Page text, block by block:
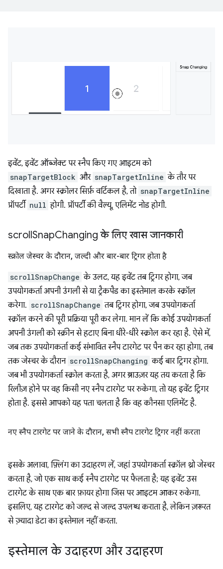
इवेंट, इवेंट ऑब्जेक्ट पर स्नैप किए गए आइटम को
snapTargetBlock और snapTargetInline के तौर पर
दिखाता है. अगर स्क्रोलर सिर्फ़ वर्टिकल है, तो snapTargetInline
प्रॉपर्टी null होगी. प्रॉपर्टी की वैल्यू, एलिमेंट नोड होगी.
scrollSnapChanging के लिए खास जानकारी
स्क्रोल जेस्चर के दौरान, जल्दी और बार-बार ट्रिगर होता है
scrollSnapChange के उलट, यह इवेंट तब ट्रिगर होगा, जब
उपयोगकर्ता अपनी उंगली से या ट्रैकपैड का इस्तेमाल करके स्क्रॉल
करेगा. scrollSnapChange तब ट्रिगर होगा, जब उपयोगकर्ता
स्क्रॉल करने की पूरी प्रक्रिया पूरी कर लेगा. मान लें कि कोई उपयोगकर्ता
अपनी उंगली को स्क्रीन से हटाए बिना धीरे-धीरे स्क्रोल कर रहा है. ऐसे में,
जब तक उपयोगकर्ता कई संभावित स्नैप टारगेट पर पैन कर रहा होगा, तब
तक जेस्चर के दौरान scrollSnapChanging कई बार ट्रिगर होगा.
जब भी उपयोगकर्ता स्क्रोल करता है, अगर ब्राउज़र यह तय करता है कि
रिलीज़ होने पर वह किसी नए स्नैप टारगेट पर रुकेगा, तो यह इवेंट ट्रिगर
होता है. इससे आपको यह पता चलता है कि वह कौनसा एलिमेंट है.
नए स्नैप टारगेट पर जाने के दौरान, सभी स्नैप टारगेट ट्रिगर नहीं करता
इसके अलावा, फ़्लिंग का उदाहरण लें, जहां उपयोगकर्ता स्क्रॉल थ्रो जेस्चर
करता है, जो एक साथ कई स्नैप टारगेट पर फैलता है; यह इवेंट उस
टारगेट के साथ एक बार फ़ायर होगा जिस पर आइटम आकर रुकेगा.
इसलिए, यह टारगेट को जल्द से जल्द उपलब्ध कराता है, लेकिन ज़रूरत
से ज़्यादा डेटा का इस्तेमाल नहीं करता.
इस्तेमाल के उदाहरण और उदाहरण